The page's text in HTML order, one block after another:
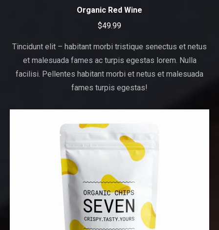
Organic Red Wine
$49.99
Tincidunt elit – habitant morbi tristique senectus et netus
et malesuada fames ac turpis egestas lorem. Nulla
facilisi. Pellentes habitant morbi et netus et malesuada
fames turpis egestas!